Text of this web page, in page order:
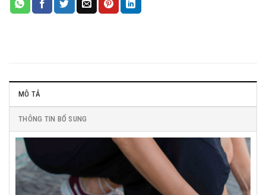
MÔ TẢ
THÔNG TIN BỔ SUNG